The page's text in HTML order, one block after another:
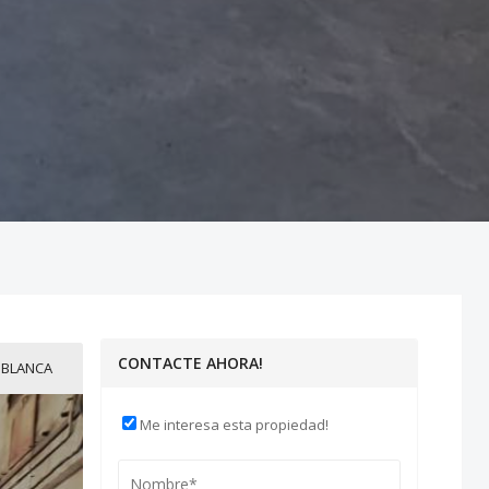
BLANCA CONTACTE AHORA!
Me interesa esta propiedad!